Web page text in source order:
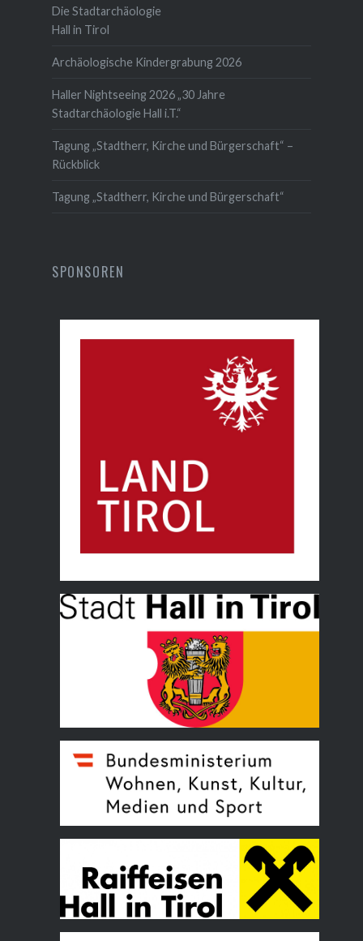
Die Stadtarchäologie
Hall in Tirol
Archäologische Kindergrabung 2026
Haller Nightseeing 2026 „30 Jahre
Stadtarchäologie Hall i.T.“
Tagung „Stadtherr, Kirche und Bürgerschaft“ –
Rückblick
Tagung „Stadtherr, Kirche und Bürgerschaft“
SPONSOREN
Land Tirol